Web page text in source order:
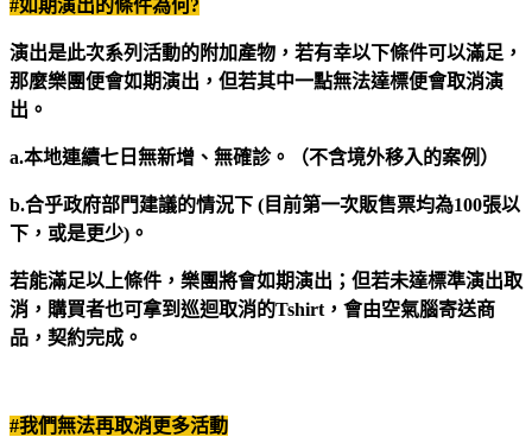
#如期演出的條件為何?
演出是此次系列活動的附加產物，若有幸以下條件可以滿足，
那麼樂團便會如期演出，但若其中一點無法達標便會取消演
出。
a.本地連續七日無新增、無確診。（不含境外移入的案例）
b.合乎政府部門建議的情況下 (目前第一次販售票均為100張以
下，或是更少)。
若能滿足以上條件，樂團將會如期演出；但若未達標準演出取
消，購買者也可拿到巡迴取消的Tshirt，會由空氣腦寄送商
品，契約完成。
#我們無法再取消更多活動